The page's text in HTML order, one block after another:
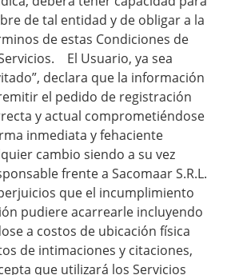
de tal entidad y de obligar a la
de estas Condiciones de
El Usuario, ya sea
declara que la información
el pedido de registración
y actual comprometiéndose
inmediata y fehaciente
cambio siendo a su vez
frente a Sacomaar S.R.L.
que el incumplimiento
pudiere acarrearle incluyendo
a costos de ubicación física
de intimaciones y citaciones,
que utilizará los Servicios